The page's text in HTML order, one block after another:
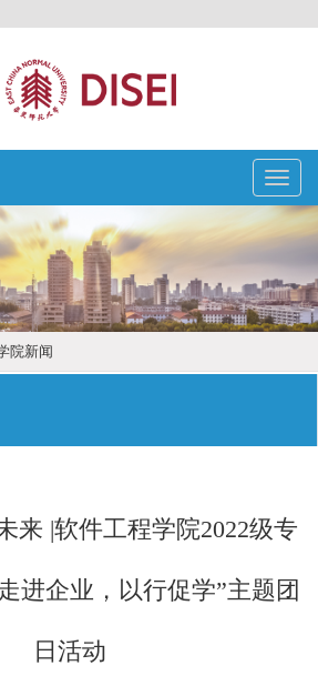
Toggle
院新闻
来 |软件工程学院2022级专
进企业，以行促学”主题团
日活动